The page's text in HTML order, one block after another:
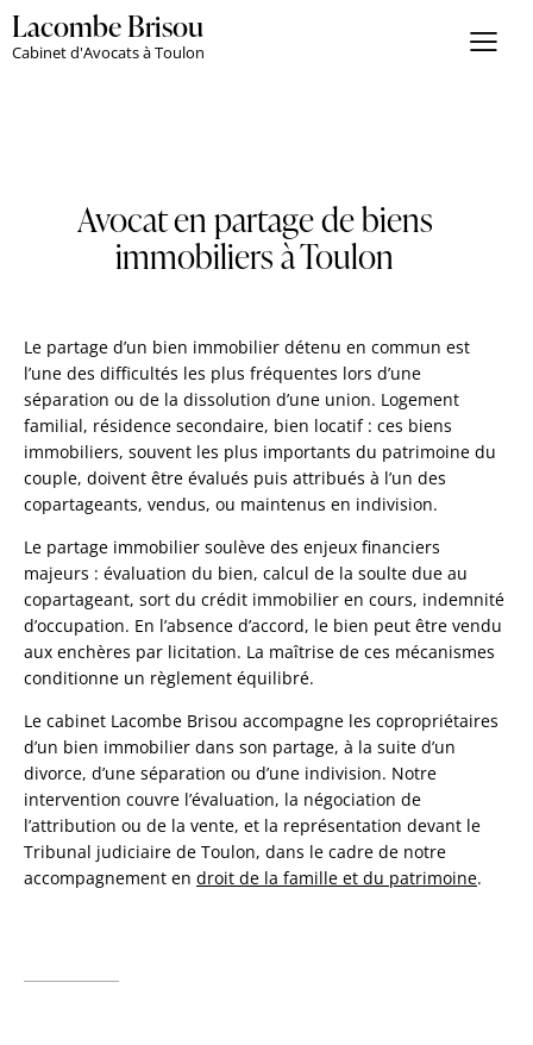
Lacombe Brisou
Cabinet d'Avocats à Toulon
Avocat en partage de biens
immobiliers à Toulon
Le partage d’un bien immobilier détenu en commun est
l’une des difficultés les plus fréquentes lors d’une
séparation ou de la dissolution d’une union. Logement
familial, résidence secondaire, bien locatif : ces biens
immobiliers, souvent les plus importants du patrimoine du
couple, doivent être évalués puis attribués à l’un des
copartageants, vendus, ou maintenus en indivision.
Le partage immobilier soulève des enjeux financiers
majeurs : évaluation du bien, calcul de la soulte due au
copartageant, sort du crédit immobilier en cours, indemnité
d’occupation. En l’absence d’accord, le bien peut être vendu
aux enchères par licitation. La maîtrise de ces mécanismes
conditionne un règlement équilibré.
Le cabinet Lacombe Brisou accompagne les copropriétaires
d’un bien immobilier dans son partage, à la suite d’un
divorce, d’une séparation ou d’une indivision. Notre
intervention couvre l’évaluation, la négociation de
l’attribution ou de la vente, et la représentation devant le
Tribunal judiciaire de Toulon, dans le cadre de notre
accompagnement en droit de la famille et du patrimoine.